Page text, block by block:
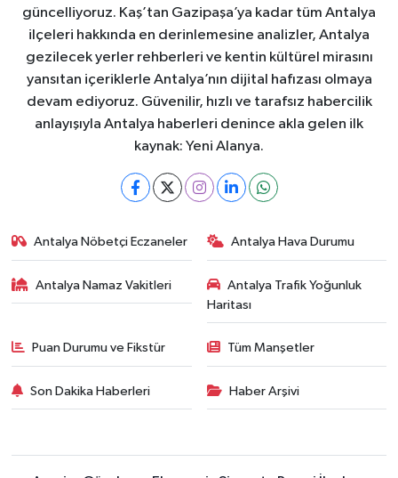
güncelliyoruz. Kaş’tan Gazipaşa’ya kadar tüm Antalya
ilçeleri hakkında en derinlemesine analizler, Antalya
gezilecek yerler rehberleri ve kentin kültürel mirasını
yansıtan içeriklerle Antalya’nın dijital hafızası olmaya
devam ediyoruz. Güvenilir, hızlı ve tarafsız habercilik
anlayışıyla Antalya haberleri denince akla gelen ilk
kaynak: Yeni Alanya.
Antalya Nöbetçi Eczaneler Antalya Hava Durumu
Antalya Namaz Vakitleri
Antalya Trafik Yoğunluk
Haritası
Puan Durumu ve Fikstür Tüm Manşetler
Son Dakika Haberleri Haber Arşivi